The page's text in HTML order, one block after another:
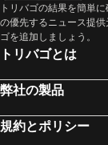
Kőszeg, Western
Čakovec,
Vecsés, 中部 宿泊
ペーチ, 南部 宿泊
トリバゴの結果を簡単
の優先するニュース提
ゴを追加しましょう。
トリバゴとは
弊社の製品
規約とポリシー